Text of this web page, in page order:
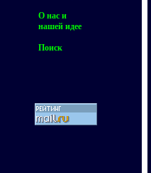
О нас и
нашей идее
Поиск